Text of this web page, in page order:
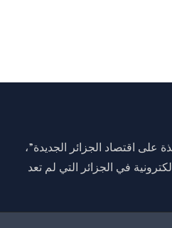
اقتصاد الجزائر الجديدة”،
الالكترونية في الجزائر التي لم تعد